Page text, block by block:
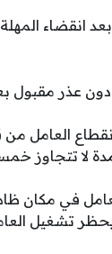
انقضاء
دون عذر
العامل من
لا تتجاوز
في مكان
تشغيل